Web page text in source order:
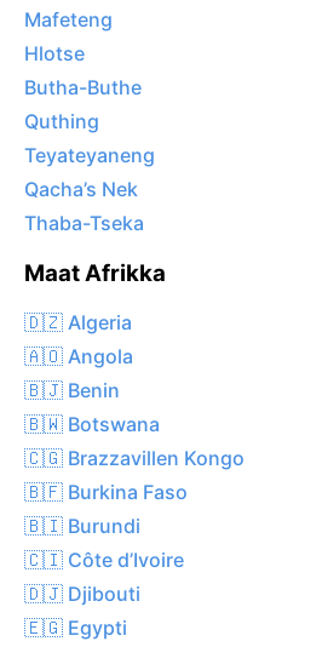
Mafeteng
Hlotse
Butha-Buthe
Quthing
Teyateyaneng
Qacha’s Nek
Thaba-Tseka
Maat Afrikka
🇩🇿 Algeria
🇦🇴 Angola
🇧🇯 Benin
🇧🇼 Botswana
🇨🇬 Brazzavillen Kongo
🇧🇫 Burkina Faso
🇧🇮 Burundi
🇨🇮 Côte d’Ivoire
🇩🇯 Djibouti
🇪🇬 Egypti